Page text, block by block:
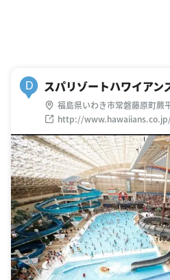
D スパリゾートハワイアン
福島県いわき市常磐藤原町蕨
http://